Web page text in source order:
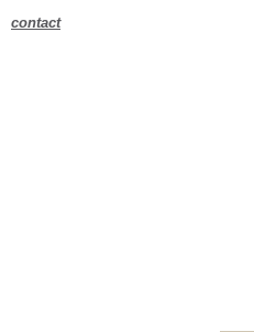
contact